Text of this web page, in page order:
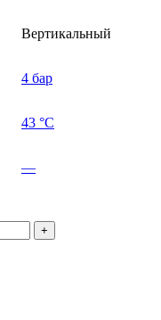
Вертикальный
4 бар
43 °C
—